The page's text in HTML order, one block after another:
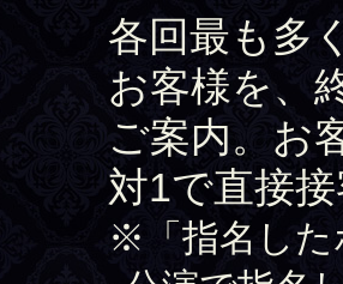
各回最も多
お客様を、
ご案内。お
対1で直接
※「指名した